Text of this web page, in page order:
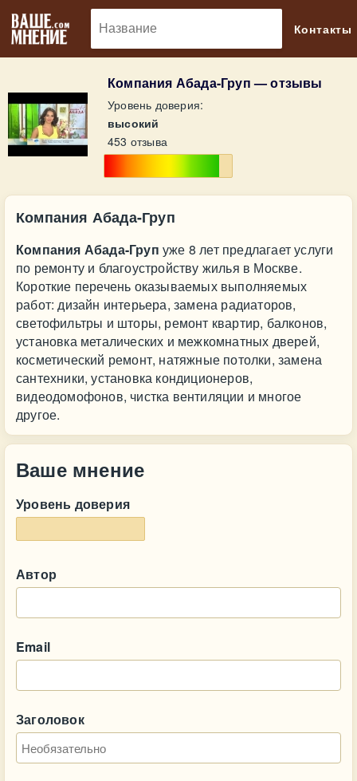
Контакты
Компания Абада-Груп — отзывы
Уровень доверия:
высокий
453 отзыва
Компания Абада-Груп
Компания Абада-Груп уже 8 лет предлагает услуги
по ремонту и благоустройству жилья в Москве.
Короткие перечень оказываемых выполняемых
работ: дизайн интерьера, замена радиаторов,
светофильтры и шторы, ремонт квартир, балконов,
установка металических и межкомнатных дверей,
косметический ремонт, натяжные потолки, замена
сантехники, установка кондиционеров,
видеодомофонов, чистка вентиляции и многое
другое.
Ваше мнение
Уровень доверия
Автор
Email
Заголовок